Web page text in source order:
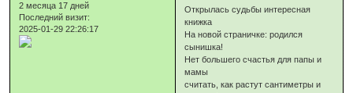
2 месяца 17 дней
Последний визит:
2025-01-29 22:26:17
Открылась судьбы интересная
книжка
На новой страничке: родился
сынишка!
Нет большего счастья для папы и
мамы
считать, как растут сантиметры и